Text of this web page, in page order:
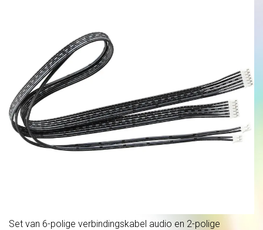
Set van 6-polige verbindingskabel audio en 2-polige